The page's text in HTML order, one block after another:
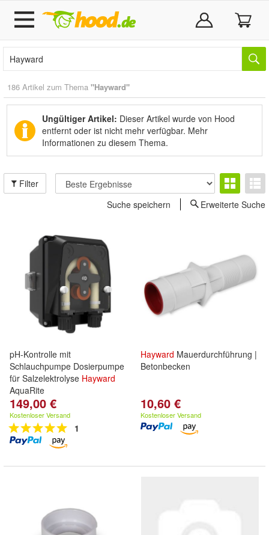
186 Artikel zum Thema "Hayward"
Ungültiger Artikel: Dieser Artikel wurde von Hood
entfernt oder ist nicht mehr verfügbar. Mehr
Informationen zu diesem Thema.
Filter
Suche speichern
Erweiterte Suche
pH-Kontrolle mit
Schlauchpumpe Dosierpumpe
für Salzelektrolyse Hayward
AquaRite
149,00 €
Kostenloser Versand
1
Hayward Mauerdurchführung |
Betonbecken
10,60 €
Kostenloser Versand